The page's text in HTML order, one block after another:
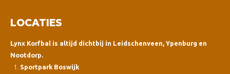
LOCATIES
Lynx Korfbal is altijd dichtbij in Leidschenveen, Ypenburg en
Nootdorp.
Sportpark Boswijk